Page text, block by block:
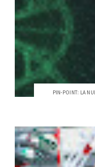
PIN-POINT: LA